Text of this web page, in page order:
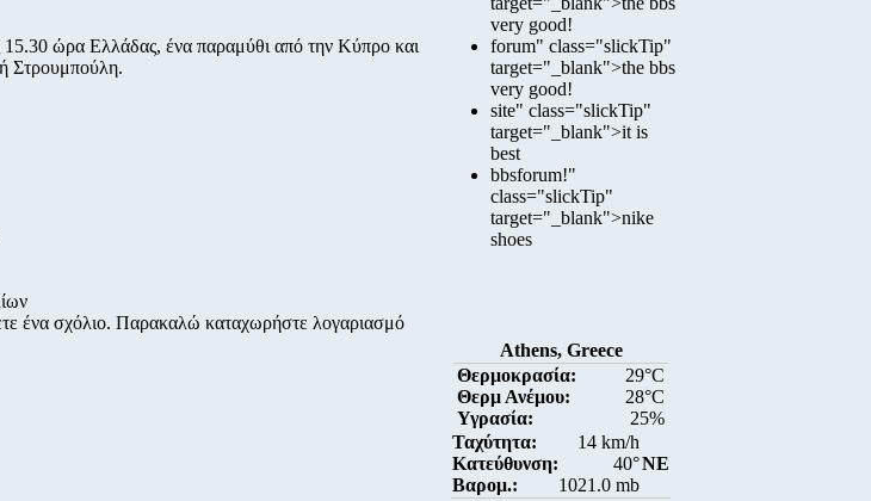
15.30 ώρα Ελλάδας, ένα παραμύθι από την Κύπρο και
Στρουμπούλη.
ένα σχόλιο. Παρακαλώ καταχωρήστε λογαριασμό
very good!
forum" class="slickTip"
target="_blank">the bbs
very good!
site" class="slickTip"
target="_blank">it is
best
bbsforum!"
class="slickTip"
target="_blank">nike
shoes
Athens, Greece
Θερμοκρασία:
29°C
Θερμ Ανέμου:
28°C
Υγρασία:
25%
Ταχύτητα:
14 km/h
Κατεύθυνση:
40°
Βαρομ.:
1021.0 mb
NE